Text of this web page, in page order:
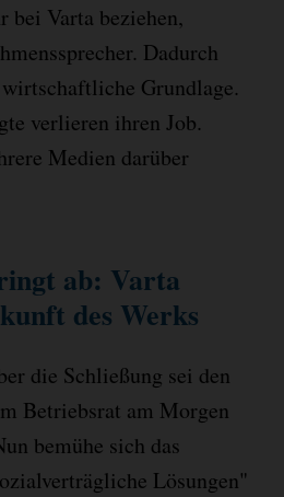
bei Varta beziehen,
Dadurch
Grundlage.
verlieren ihren Job.
Medien darüber
ab: Varta
des Werks
die Schließung sei den
Betriebsrat am Morgen
bemühe sich das
Lösungen"